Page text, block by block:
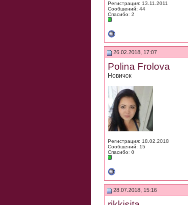
Регистрация: 13.11.2011
Сообщений: 44
Спасибо: 2
26.02.2018, 17:07
Polina Frolova
Новичок
Регистрация: 18.02.2018
Сообщений: 15
Спасибо: 0
28.07.2018, 15:16